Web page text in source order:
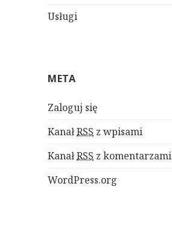
Usługi
META
Zaloguj się
KanałRSS z wpisami
KanałRSS z komentarzami
WordPress.org